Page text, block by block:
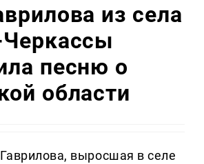
из села
песню о
области
выросшая в селе